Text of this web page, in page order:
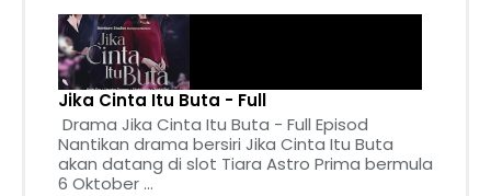
Jika Cinta Itu Buta - Full
Drama Jika Cinta Itu Buta - Full Episod
Nantikan drama bersiri Jika Cinta Itu Buta
akan datang di slot Tiara Astro Prima bermula
6 Oktober ...